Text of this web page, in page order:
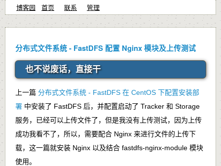
博客园 首页 联系 管理
分布式文件系统 - FastDFS 配置 Nginx 模块及上传测试
也不说废话，直接干
上一篇 分布式文件系统 - FastDFS 在 CentOS 下配置安装部
署 中安装了 FastDFS 后，并配置启动了 Tracker 和 Storage
服务，已经可以上传文件了，但是我没有上传测试，因为上传
成功我看不了，所以，需要配合 Nginx 来进行文件的上传下
载，这一篇就安装 Nginx 以及结合 fastdfs-nginx-module 模块
使用。